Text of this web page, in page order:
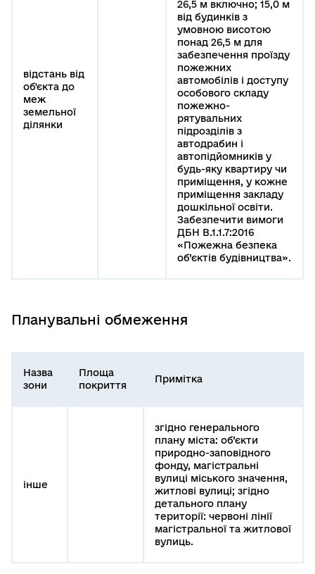
відстань від
об'єкта до
меж
земельної
ділянки
26,5 м включно; 15,0 м
від будинків з
умовною висотою
понад 26,5 м для
забезпечення проїзду
пожежних
автомобілів і доступу
особового складу
пожежно-
рятувальних
підрозділів з
автодрабин і
автопідйомників у
будь-яку квартиру чи
приміщення, у кожне
приміщення закладу
дошкільної освіти.
Забезпечити вимоги
ДБН В.1.1.7:2016
«Пожежна безпека
об’єктів будівництва».
Планувальні обмеження
Назва
зони
Площа
покриття
Примітка
інше
згідно генерального
плану міста: об’єкти
природно-заповідного
фонду, магістральні
вулиці міського значення,
житлові вулиці; згідно
детального плану
території: червоні лінії
магістральної та житлової
вулиць.